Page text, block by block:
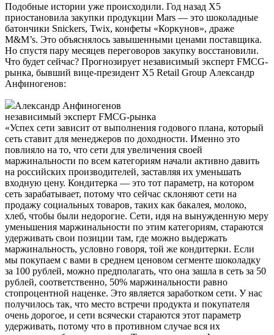
Подобные истории уже происходили. Год назад X5
приостановила закупки продукции Mars — это шоколадные
батончики Snickers, Twix, конфеты «Коркунов», драже
M&M’s. Это объяснялось завышенными ценами поставщика.
Но спустя пару месяцев переговоров закупку восстановили.
Что будет сейчас? Прогнозирует независимый эксперт FMCG-
рынка, бывший вице-президент Х5 Retail Group Александр
Анфиногенов:
Александр Анфиногенов
независимый эксперт FMCG-рынка
«Успех сети зависит от выполнения годового плана, который
сеть ставит для менеджеров по доходности. Именно это
повлияло на то, что сети для увеличения своей
маржинальности по всем категориям начали активно давить
на российских производителей, заставляя их уменьшать
входную цену. Кондитерка — это тот параметр, на котором
сеть зарабатывает, потому что сейчас склоняют сети на
продажу социальных товаров, таких как бакалея, молоко,
хлеб, чтобы были недорогие. Сети, идя на вынужденную меру
уменьшения маржинальности по этим категориям, стараются
удерживать свои позиции там, где можно выдержать
маржинальность, условно говоря, той же кондитерки. Если
мы покупаем с вами в среднем ценовом сегменте шоколадку
за 100 рублей, можно предполагать, что она зашла в сеть за 50
рублей, соответственно, 50% маржинальности равно
стопроцентной наценке. Это является заработком сети. У нас
получилось так, что место встречи продукта и покупателя
очень дорогое, и сети всячески стараются этот параметр
удерживать, потому что в противном случае вся их